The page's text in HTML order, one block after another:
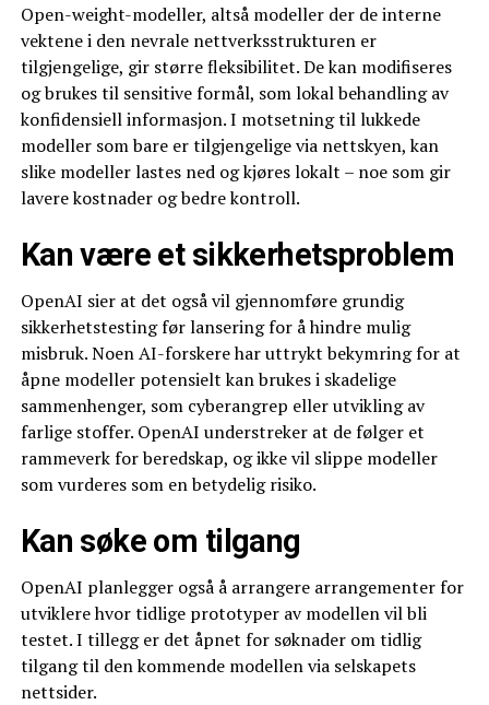
Open-weight-modeller, altså modeller der de interne
vektene i den nevrale nettverksstrukturen er
tilgjengelige, gir større fleksibilitet. De kan modifiseres
og brukes til sensitive formål, som lokal behandling av
konfidensiell informasjon. I motsetning til lukkede
modeller som bare er tilgjengelige via nettskyen, kan
slike modeller lastes ned og kjøres lokalt – noe som gir
lavere kostnader og bedre kontroll.
Kan være et sikkerhetsproblem
OpenAI sier at det også vil gjennomføre grundig
sikkerhetstesting før lansering for å hindre mulig
misbruk. Noen AI-forskere har uttrykt bekymring for at
åpne modeller potensielt kan brukes i skadelige
sammenhenger, som cyberangrep eller utvikling av
farlige stoffer. OpenAI understreker at de følger et
rammeverk for beredskap, og ikke vil slippe modeller
som vurderes som en betydelig risiko.
Kan søke om tilgang
OpenAI planlegger også å arrangere arrangementer for
utviklere hvor tidlige prototyper av modellen vil bli
testet. I tillegg er det åpnet for søknader om tidlig
tilgang til den kommende modellen via selskapets
nettsider.